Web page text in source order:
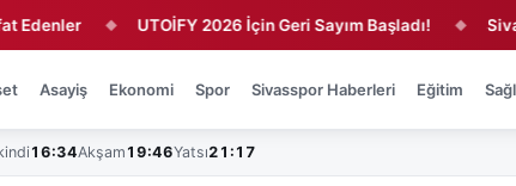
◆ UTOİFY 2026 İçin Geri Sayım Başladı! ◆
Asayiş Ekonomi Spor Sivasspor Haberleri Eğitim
16:34Akşam 19:46Yatsı21:17